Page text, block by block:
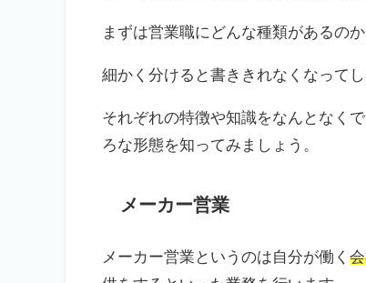
まずは営業職にどんな種類があるの
細かく分けると書ききれなくなって
それぞれの特徴や知識をなんとなく
ろな形態を知ってみましょう。
メーカー営業
メーカー営業というのは自分が働く